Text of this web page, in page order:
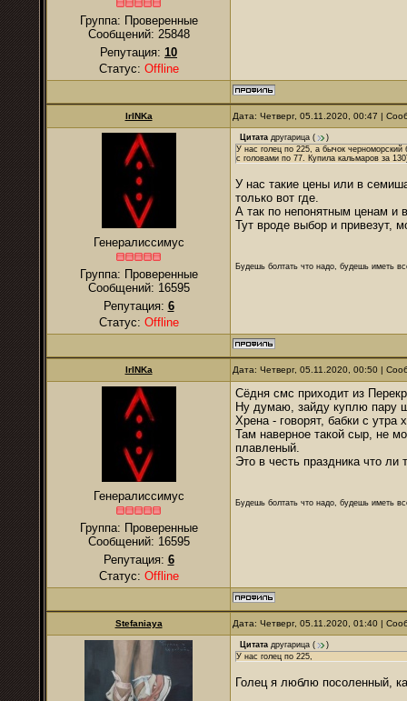
Группа: Проверенные
Сообщений: 25848
Репутация: 10
Статус: Offline
IrINKa Дата: Четверг, 05.11.2020, 00:47 |
Генералиссимус
Группа: Проверенные
Сообщений: 16595
Репутация: 6
Статус: Offline
Цитата другарица (
)
У нас голец по 225, а бычок
с головами по 77. Купила кальмаров за
У нас такие цены или в
только вот где.
А так по непонятным ценам и
Тут вроде выбор и привезут,
Будешь болтать что надо, будешь иметь
IrINKa Дата: Четверг, 05.11.2020, 00:50 |
Генералиссимус
Группа: Проверенные
Сообщений: 16595
Репутация: 6
Статус: Offline
Сёдня смс приходит из
Ну думаю, зайду куплю пару
Хрена - говорят, бабки с утра
Там наверное такой сыр, не
плавленый.
Это в честь праздника что ли
Будешь болтать что надо, будешь иметь
Stefaniaya Дата: Четверг, 05.11.2020, 01:40 |
Цитата другарица (
)
У нас голец по 225,
Голец я люблю посоленный,